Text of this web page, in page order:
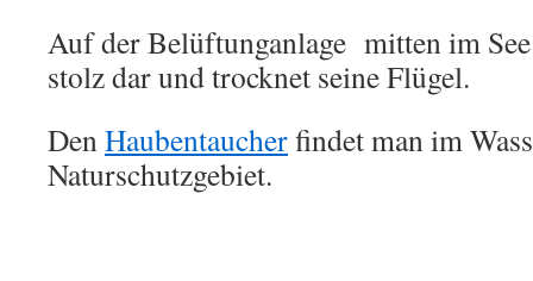
Auf der Belüftunganlage mitten im
stolz dar und trocknet seine Flügel.
DenHaubentaucherfindet man im
Naturschutzgebiet.